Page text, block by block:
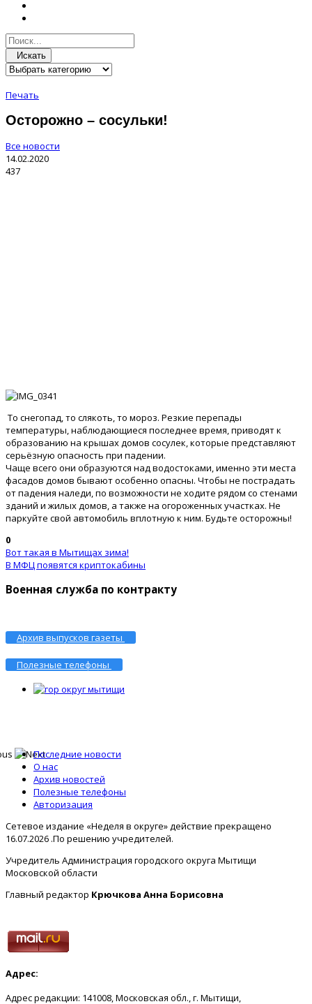
Искать
Печать
Осторожно – сосульки!
Все новости
14.02.2020
437
То снегопад, то слякоть, то мороз. Резкие перепады
температуры, наблюдающиеся последнее время, приводят к
образованию на крышах домов сосулек, которые представляют
серьёзную опасность при падении.
Чаще всего они образуются над водостоками, именно эти места
фасадов домов бывают особенно опасны. Чтобы не пострадать
от падения наледи, по возможности не ходите рядом со стенами
зданий и жилых домов, а также на огороженных участках. Не
паркуйте свой автомобиль вплотную к ним. Будьте осторожны!
0
Вот такая в Мытищах зима!
В МФЦ появятся криптокабины
Военная служба по контракту
Архив выпусков газеты
Полезные телефоны
Последние новости
О нас
Архив новостей
Полезные телефоны
Авторизация
Сетевое издание «Неделя в округе» действие прекращено
16.07.2026 .По решению учредителей.
Учредитель Администрация городского округа Мытищи
Московской области
Главный редактор Крючкова Анна Борисовна
Адрес:
Адрес редакции: 141008, Московская обл., г. Мытищи,